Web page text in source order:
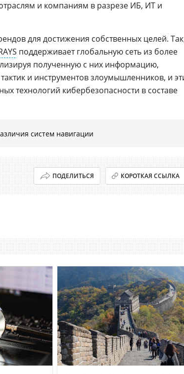
и компаниям в разрезе ИБ, ИТ и
для достижения собственных целей.
поддерживает глобальную сеть из более
полученную с них информацию,
и инструментов злоумышленников, и
технологий кибербезопасности в составе
систем навигации
ПОДЕЛИТЬСЯ КОРОТКАЯ ССЫЛКА